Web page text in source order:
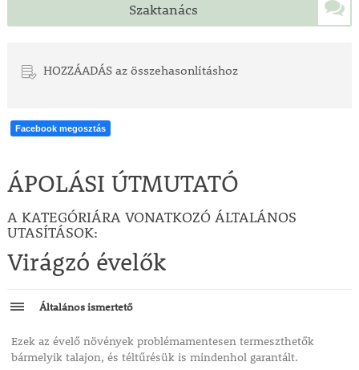
Szaktanács
HOZZÁADÁS az összehasonlításhoz
Facebook megosztás
ÁPOLÁSI ÚTMUTATÓ
A KATEGÓRIÁRA VONATKOZÓ ÁLTALÁNOS
UTASÍTÁSOK:
Virágzó évelők
Általános ismertető
Ezek az évelő növények problémamentesen termeszthetők
bármelyik talajon, és téltűrésük is mindenhol garantált.